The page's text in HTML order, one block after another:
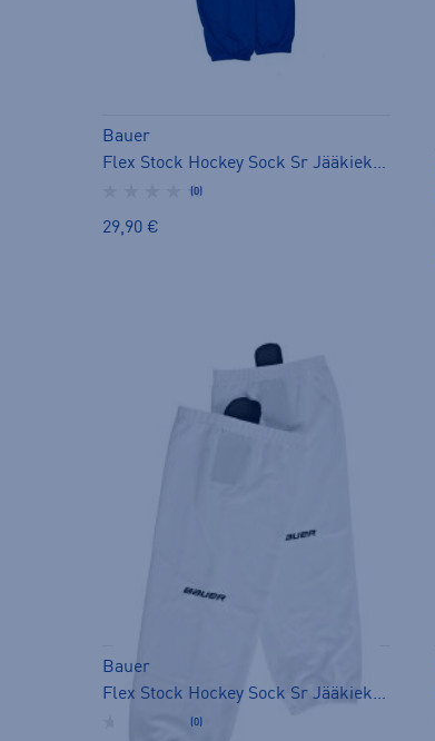
Bauer
Flex Stock Hockey Sock Sr Jääkiekkosukat - sukka
(0)
29,90 €
Bauer
Flex Stock Hockey Sock Sr Jääkiekkosukat - sukka
(0)